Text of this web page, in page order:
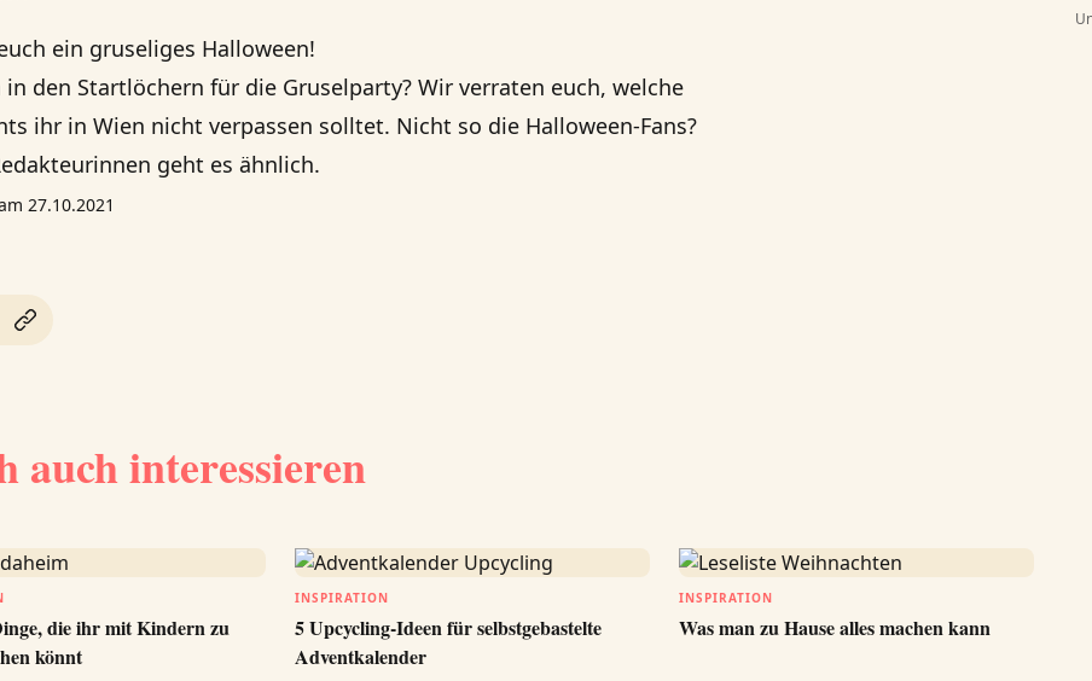
ein gruseliges Halloween!
den Startlöchern für die Gruselparty? Wir verraten euch, welche
ihr in Wien nicht verpassen solltet. Nicht so die Halloween-Fans?
geht es ähnlich.
27.10.2021
auch interessieren
die ihr mit Kindern zu
könnt
INSPIRATION
5 Upcycling-Ideen für selbstgebastelte
Adventkalender
INSPIRATION
Was man zu Hause alles machen kann